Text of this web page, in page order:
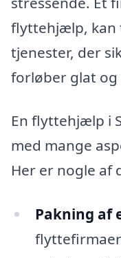
flyttehjælp, kan
tjenester, der
forløber glat
En flyttehjælp i
med mange
Her er nogle af
Pakning af